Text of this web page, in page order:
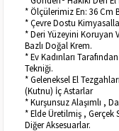
* Ölçülerimiz En: 36 Cm
* Çevre Dostu
* Deri Yüzeyini Koruyan
Bazlı Doğal Krem.
* Ev Kadınları
Tekniği.
* Geleneksel El
(Kutnu) İç Astarlar
* Kurşunsuz Alaşımlı ,
* Elde Üretilmiş , Gerçek
Diğer Aksesuarlar.